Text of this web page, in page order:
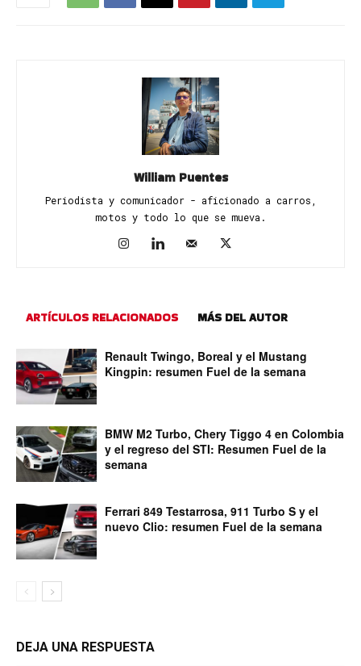
William Puentes
Periodista y comunicador - aficionado a carros,
motos y todo lo que se mueva.
ARTÍCULOS RELACIONADOS MÁS DEL AUTOR
Renault Twingo, Boreal y el Mustang
Kingpin: resumen Fuel de la semana
BMW M2 Turbo, Chery Tiggo 4 en Colombia
y el regreso del STI: Resumen Fuel de la
semana
Ferrari 849 Testarrosa, 911 Turbo S y el
nuevo Clio: resumen Fuel de la semana
DEJA UNA RESPUESTA